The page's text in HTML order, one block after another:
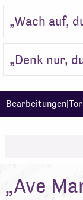
„Wach auf,
„Denk nur,
„Ave